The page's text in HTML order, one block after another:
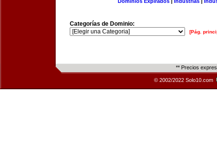
Categorías de Dominio:
[Pág.
** Precios
© 2002/2022 Solo10.com